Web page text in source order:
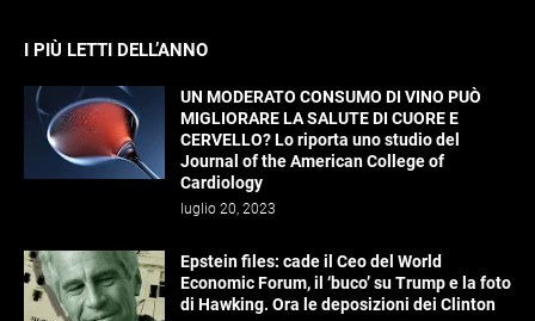
I PIÙ LETTI DELL’ANNO
UN MODERATO CONSUMO DI VINO PUÒ
MIGLIORARE LA SALUTE DI CUORE E
CERVELLO? Lo riporta uno studio del
Journal of the American College of
Cardiology
luglio 20, 2023
Epstein files: cade il Ceo del World
Economic Forum, il ‘buco’ su Trump e la foto
di Hawking. Ora le deposizioni dei Clinton